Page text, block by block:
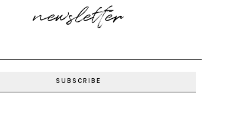
newsletter